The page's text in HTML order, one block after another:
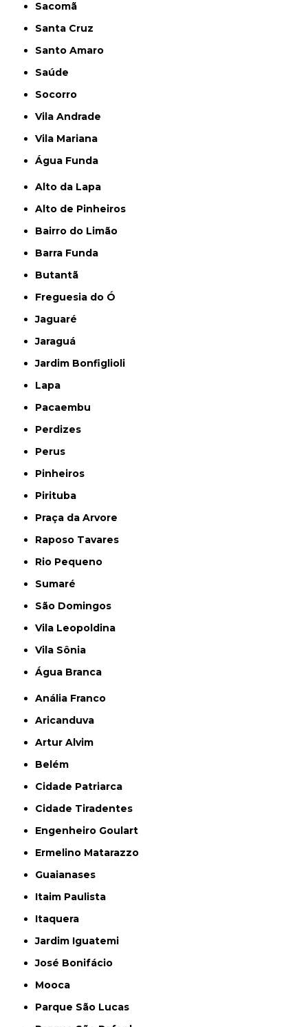
Sacomã
Santa Cruz
Santo Amaro
Saúde
Socorro
Vila Andrade
Vila Mariana
Água Funda
Alto da Lapa
Alto de Pinheiros
Bairro do Limão
Barra Funda
Butantã
Freguesia do Ó
Jaguaré
Jaraguá
Jardim Bonfiglioli
Lapa
Pacaembu
Perdizes
Perus
Pinheiros
Pirituba
Praça da Arvore
Raposo Tavares
Rio Pequeno
Sumaré
São Domingos
Vila Leopoldina
Vila Sônia
Água Branca
Anália Franco
Aricanduva
Artur Alvim
Belém
Cidade Patriarca
Cidade Tiradentes
Engenheiro Goulart
Ermelino Matarazzo
Guaianases
Itaim Paulista
Itaquera
Jardim Iguatemi
José Bonifácio
Mooca
Parque São Lucas